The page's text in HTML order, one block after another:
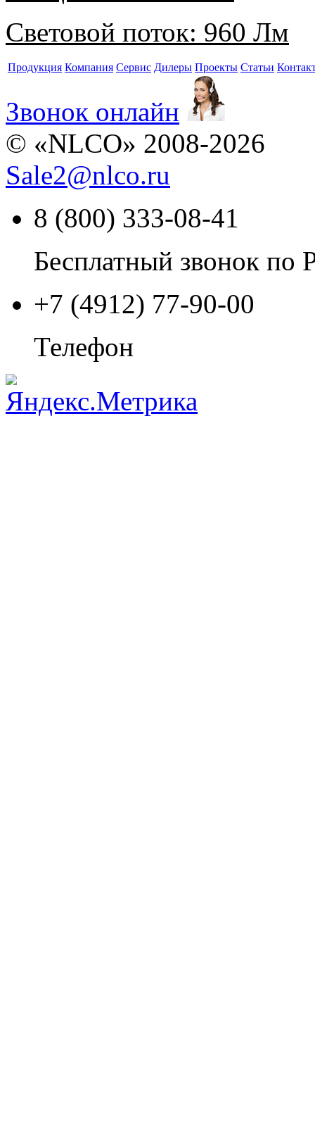
Световой поток: 960 Лм
Продукция Компания Сервис Дилеры Проекты Статьи
Звонок онлайн
© «NLCO» 2008-2026
Sale2@nlco.ru
8 (800) 333-08-41
Бесплатный звонок по
+7 (4912) 77-90-00
Телефон